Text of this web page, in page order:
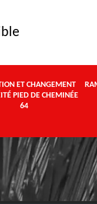
ET CHANGEMENT
PIED DE CHEMINÉE
64